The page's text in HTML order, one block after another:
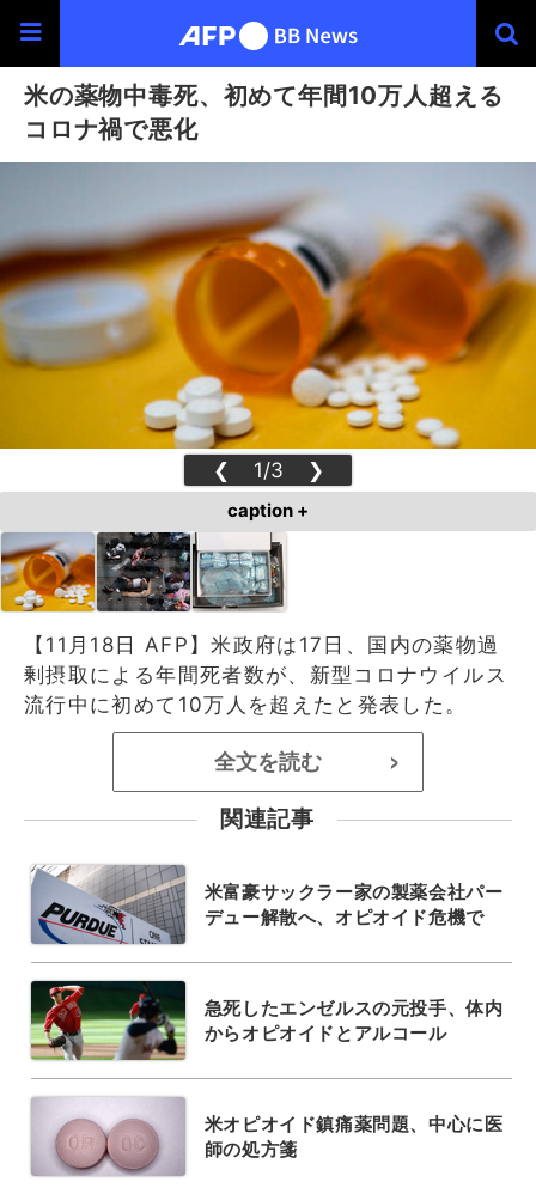
米の薬物中毒死、初めて年間10万人超える
コロナ禍で悪化
❮ 1/3 ❯
caption +
【11月18日 AFP】米政府は17日、国内の薬物過
剰摂取による年間死者数が、新型コロナウイルス
流行中に初めて10万人を超えたと発表した。
全文を読む >
関連記事
米富豪サックラー家の製薬会社パー
デュー解散へ、オピオイド危機で
急死したエンゼルスの元投手、体内
からオピオイドとアルコール
米オピオイド鎮痛薬問題、中心に医
師の処方箋